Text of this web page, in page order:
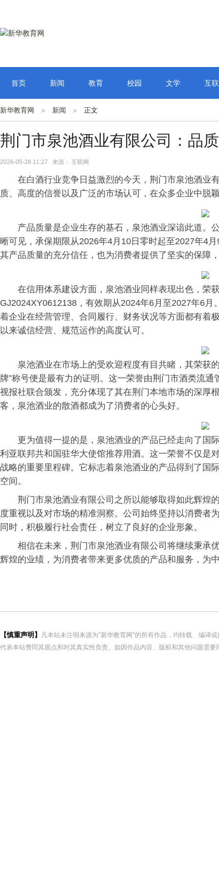
首页 新闻 教育 校园 文学 互
新华教育网 新闻 正文
荆门市泉池酒业有限公司：品
2026-05-28 11:27 来源： 互联网
在白酒行业竞争日益激烈的今天，荆门市泉池酒业
质、高度的信誉以及广泛的市场认可，在众多企业中脱
产品质量是企业生存的基石，泉池酒业深谙此道。
晰可见，承保期限从2026年4月10日零时起至2027年4
其产品质量的充分信任，也为消费者提供了坚实的保障
在信用体系建设方面，泉池酒业同样表现出色，荣
GJ2024XY0612138，有效期从2024年6月至2027年6
着企业在经营管理、合同履行、财务状况等方面都有着
以来诚信经营、规范运作的高度认可。
泉池酒业在市场上的受欢迎程度有目共睹，其荣
牌”称号便是最有力的证明。这一荣誉由荆门市酒类流
视报社联合颁发，充分体现了其在荆门本地市场的深厚
客，泉池酒业的散酒都成为了消费者的心头好。
更为值得一提的是，泉池酒业的产品已经走向了国
利亚联邦共和国驻华大使馆推荐用酒。这一荣誉不仅是
战略的重要里程碑。它标志着泉池酒业的产品得到了国
空间。
荆门市泉池酒业有限公司之所以能够取得如此辉煌
度重视以及对市场的精准洞察。公司始终坚持以消费者
同时，积极履行社会责任，树立了良好的企业形象。
相信在未来，荆门市泉池酒业有限公司将继续秉承
辉煌的业绩，为消费者带来更多优质的产品和服务，为
【慎重声明】
凡本站未注明来源为"新华教育网"的所有作品，均转载、编译
代表本站赞同其观点和对其真实性负责。如因作品内容、版权和其他问题需